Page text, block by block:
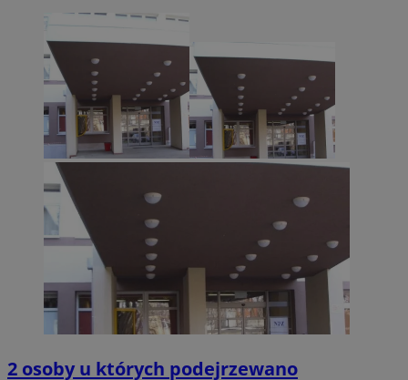
2 osoby u których podejrzewano